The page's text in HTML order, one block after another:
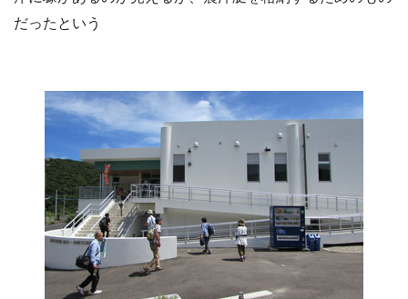
だったという